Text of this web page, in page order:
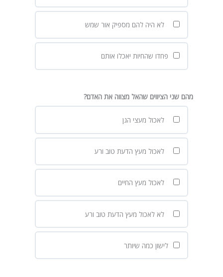
לא היה להם מספיק אור שמש
פחדו שהחיות יאכלו אותם
מהם שני הציווים שהאל מצווה את האדם?
לאכול מעצי הגן
לאכול מעץ הדעת טוב ורע
לאכול מעץ החיים
לא לאכול מעץ הדעת טוב ורע
לישון כמה שיותר